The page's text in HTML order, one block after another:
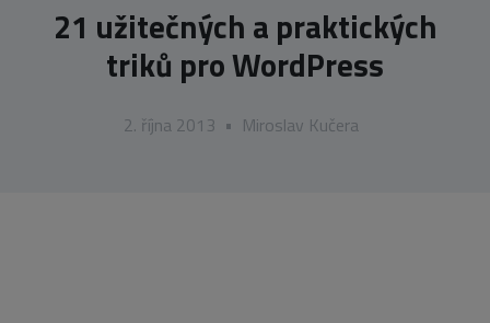
21 užitečných a praktických
triků pro WordPress
2. října 2013 • Miroslav Kučera